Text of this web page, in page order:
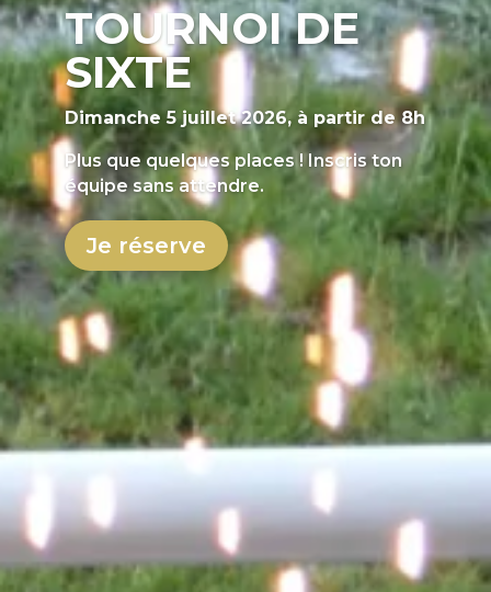
TOURNOI DE
SIXTE
Dimanche 5 juillet 2026, à partir de 8h
Plus que quelques places ! Inscris ton
équipe sans attendre.
Je réserve